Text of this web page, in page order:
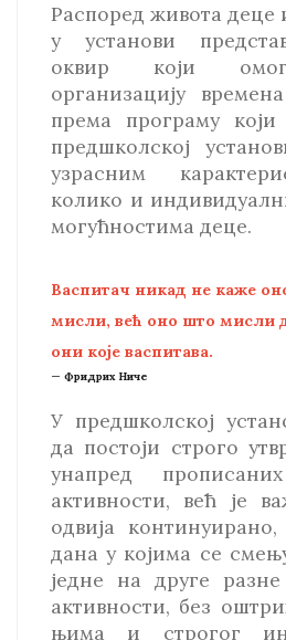
Распоред живота
у установи
оквир који
организацију
према програму који
предшколској
узрасним
колико и
могућностима деце.
Васпитач никад не каже
мисли, већ оно што мисли
они које васпитава.
Фридрих Ниче
У предшколској
да постоји строго
унапред
активности, већ је
одвија
дана у којима се
једне на друге
активности, без
њима и строгог